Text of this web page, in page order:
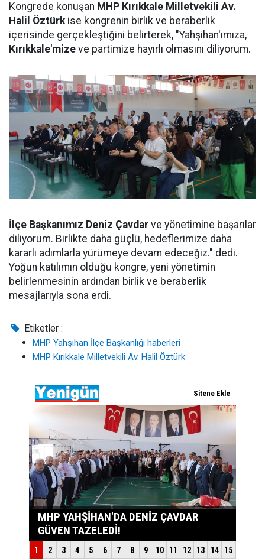
Kongrede konuşan MHP Kırıkkale Milletvekili Av.
Halil Öztürkise kongrenin birlik ve beraberlik
içerisinde gerçekleştiğini belirterek, "Yahşihan'ımıza,
Kırıkkale'mize ve partimize hayırlı olmasını diliyorum.
İlçe Başkanımız Deniz Çavdar ve yönetimine başarılar
diliyorum. Birlikte daha güçlü, hedeflerimize daha
kararlı adımlarla yürümeye devam edeceğiz." dedi.
Yoğun katılımın olduğu kongre, yeni yönetimin
belirlenmesinin ardından birlik ve beraberlik
mesajlarıyla sona erdi.
Etiketler :
MHP Yahşıhan İlçe Başkanlığı haberleri
MHP Kırıkkale Milletvekili Av. Halil Öztürk